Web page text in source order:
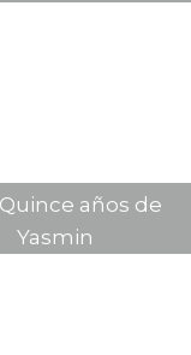
años de
Yasmin